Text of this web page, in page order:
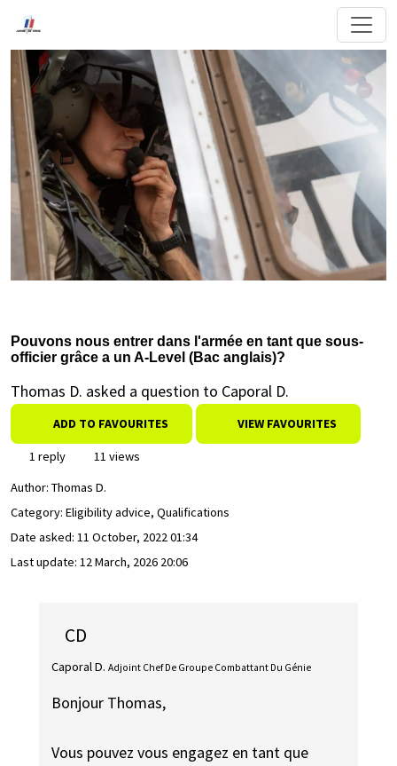
Pouvons nous entrer dans l'armée en tant que sous-
officier grâce a un A-Level (Bac anglais)?
Thomas D. asked a question to Caporal D.
ADD TO FAVOURITES VIEW FAVOURITES
1 reply
11 views
Author: Thomas D.
Category: Eligibility advice, Qualifications
Date asked: 11 October, 2022 01:34
Last update: 12 March, 2026 20:06
CD
Caporal D. Adjoint Chef De Groupe Combattant Du Génie
Bonjour Thomas,
Vous pouvez vous engagez en tant que